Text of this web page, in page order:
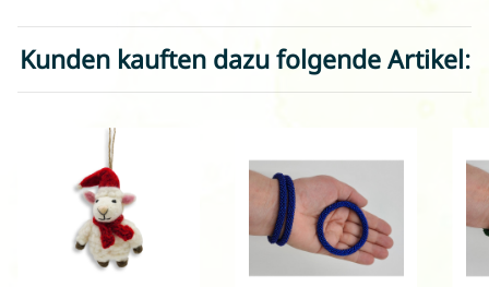
Kunden kauften dazu folgende Artikel: